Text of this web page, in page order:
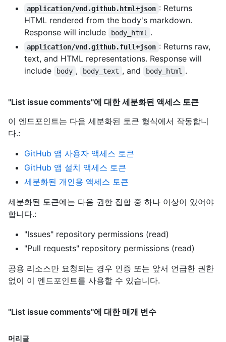
application/vnd.github.html+json : Returns
HTML rendered from the body's markdown.
Response will include
body_html .
application/vnd.github.full+json : Returns raw,
text, and HTML representations. Response will
include
body , body_text , and body_html .
"List issue comments"에 대한 세분화된 액세스 토큰
이 엔드포인트는 다음 세분화된 토큰 형식에서 작동합니
다.:
GitHub 앱 사용자 액세스 토큰
GitHub 앱 설치 액세스 토큰
세분화된 개인용 액세스 토큰
세분화된 토큰에는 다음 권한 집합 중 하나 이상이 있어야
합니다.:
"Issues" repository permissions (read)
"Pull requests" repository permissions (read)
공용 리소스만 요청되는 경우 인증 또는 앞서 언급한 권한
없이 이 엔드포인트를 사용할 수 있습니다.
"List issue comments"에 대한 매개 변수
머리글